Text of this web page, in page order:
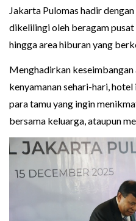
Jakarta Pulomas hadir
dikelilingi oleh beragam
hingga area hiburan yang
Menghadirkan
kenyamanan sehari-hari,
para tamu yang ingin
bersama keluarga, ataupun